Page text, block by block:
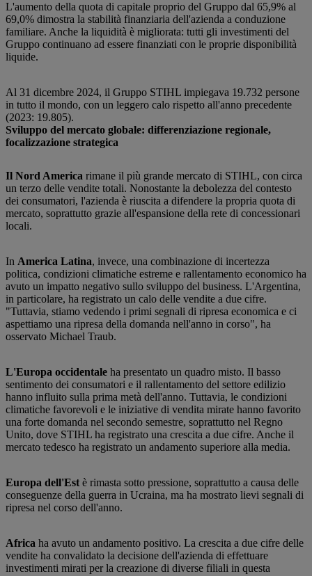
L'aumento della quota di capitale proprio del Gruppo dal 65,9% al
69,0% dimostra la stabilità finanziaria dell'azienda a conduzione
familiare. Anche la liquidità è migliorata: tutti gli investimenti del
Gruppo continuano ad essere finanziati con le proprie disponibilità
liquide.
Al 31 dicembre 2024, il Gruppo STIHL impiegava 19.732 persone
in tutto il mondo, con un leggero calo rispetto all'anno precedente
(2023: 19.805).
Sviluppo del mercato globale: differenziazione regionale,
focalizzazione strategica
Il Nord America rimane il più grande mercato di STIHL, con circa
un terzo delle vendite totali. Nonostante la debolezza del contesto
dei consumatori, l'azienda è riuscita a difendere la propria quota di
mercato, soprattutto grazie all'espansione della rete di concessionari
locali.
In America Latina, invece, una combinazione di incertezza
politica, condizioni climatiche estreme e rallentamento economico ha
avuto un impatto negativo sullo sviluppo del business. L'Argentina,
in particolare, ha registrato un calo delle vendite a due cifre.
"Tuttavia, stiamo vedendo i primi segnali di ripresa economica e ci
aspettiamo una ripresa della domanda nell'anno in corso", ha
osservato Michael Traub.
L'Europa occidentale ha presentato un quadro misto. Il basso
sentimento dei consumatori e il rallentamento del settore edilizio
hanno influito sulla prima metà dell'anno. Tuttavia, le condizioni
climatiche favorevoli e le iniziative di vendita mirate hanno favorito
una forte domanda nel secondo semestre, soprattutto nel Regno
Unito, dove STIHL ha registrato una crescita a due cifre. Anche il
mercato tedesco ha registrato un andamento superiore alla media.
Europa dell'Est è rimasta sotto pressione, soprattutto a causa delle
conseguenze della guerra in Ucraina, ma ha mostrato lievi segnali di
ripresa nel corso dell'anno.
Africa ha avuto un andamento positivo. La crescita a due cifre delle
vendite ha convalidato la decisione dell'azienda di effettuare
investimenti mirati per la creazione di diverse filiali in questa